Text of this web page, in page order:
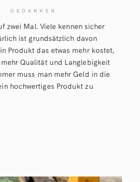
GEDANKEN
zwei Mal. Viele kennen sicher
ist grundsätzlich davon
Produkt das etwas mehr kostet,
Qualität und Langlebigkeit
muss man mehr Geld in die
hochwertiges Produkt zu